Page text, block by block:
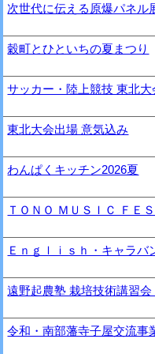
次世代に伝える原爆パネル
穀町とひといちの夏まつり
サッカー・陸上競技 東北
東北大会出場 意気込み
わんぱくキッチン2026夏
ＴＯＮＯ ＭＵＳＩＣ ＦＥ
Ｅｎｇｌｉｓｈ・キャラバ
遠野起農塾 栽培技術講習会
令和・南部藩寺子屋交流事